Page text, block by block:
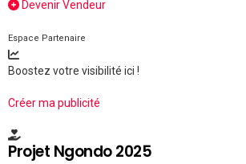
Devenir Vendeur
Espace Partenaire
Boostez votre visibilité ici !
Créer ma publicité
Projet Ngondo 2025